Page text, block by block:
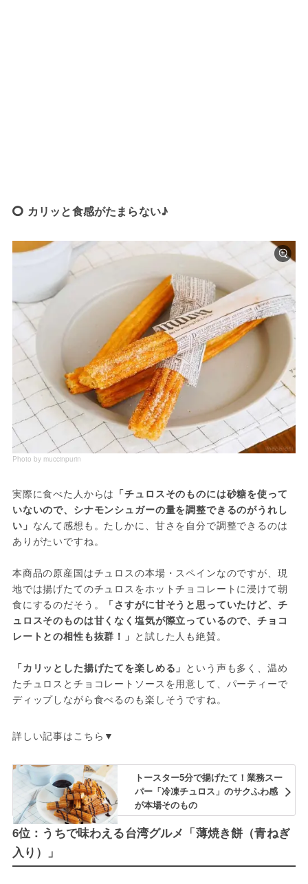
カリッと食感がたまらない♪
Photo by muccinpurin
実際に食べた人からは 「チュロスそのものには砂糖を使って
いないので、シナモンシュガーの量を調整できるのがうれし
い」 なんて感想も。たしかに、甘さを自分で調整できるのは
ありがたいですね。
本商品の原産国はチュロスの本場・スペインなのですが、現
地では揚げたてのチュロスをホットチョコレートに浸けて朝
食にするのだそう。
「さすがに甘そうと思っていたけど、チ
ュロスそのものは甘くなく塩気が際立っているので、チョコ
レートとの相性も抜群！」 と試した人も絶賛。
「カリッとした揚げたてを楽しめる」 という声も多く、温め
たチュロスとチョコレートソースを用意して、パーティーで
ディップしながら食べるのも楽しそうですね。
詳しい記事はこちら▼
トースター5分で揚げたて！業務スー
パー「冷凍チュロス」のサクふわ感
が本場そのもの
6位：うちで味わえる台湾グルメ「薄焼き餅（青ねぎ
入り）」